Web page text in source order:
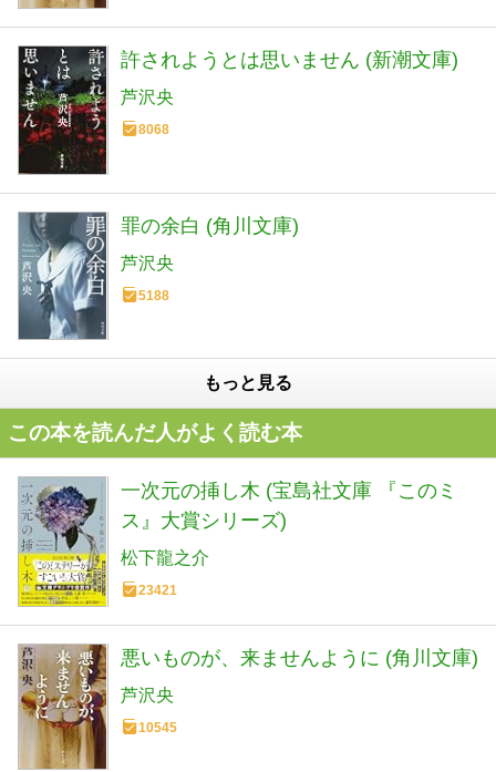
許されようとは思いません (新潮文庫)
芦沢央
8068
罪の余白 (角川文庫)
芦沢央
5188
もっと見る
この本を読んだ人がよく読む本
一次元の挿し木 (宝島社文庫 『このミ
ス』大賞シリーズ)
松下龍之介
23421
悪いものが、来ませんように (角川文庫)
芦沢央
10545